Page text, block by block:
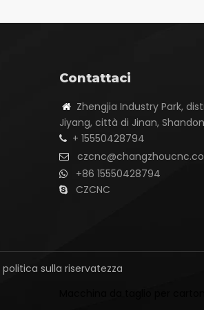
Contattaci

Zhengjia Industry Park,
Jiyang, città di Jinan,
 + 15550428794

 +86 15550428794
 CZCNC
politica sulla riservatezza